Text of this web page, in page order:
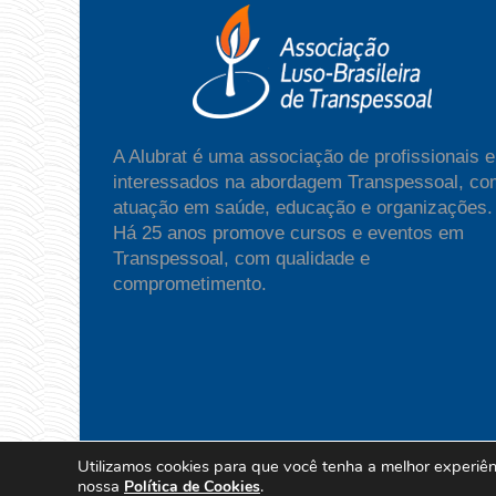
A Alubrat é uma associação de profissionais e
interessados na abordagem Transpessoal,
atuação em saúde, educação e organizações.
Há 25 anos promove cursos e eventos em
Transpessoal, com qualidade e
comprometimento.
Copyright Alubrat - All Rights Reserved |
Utilizamos cookies para que você tenha a melhor
nossa Política de Cookies.